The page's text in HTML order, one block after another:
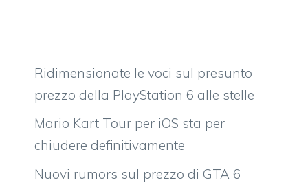
Ridimensionate le voci sul presunto
prezzo della PlayStation 6 alle stelle
Mario Kart Tour per iOS sta per
chiudere definitivamente
Nuovi rumors sul prezzo di GTA 6